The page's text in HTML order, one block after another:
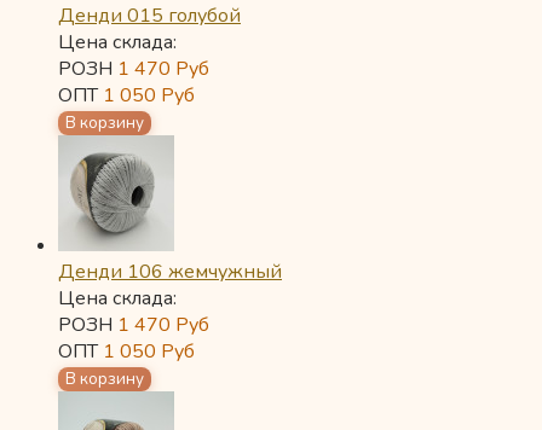
Денди 015 голубой
Цена склада:
РОЗН 1 470 Руб
ОПТ 1 050 Руб
Денди 106 жемчужный
Цена склада:
РОЗН 1 470 Руб
ОПТ 1 050 Руб